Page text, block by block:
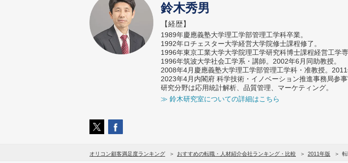
鈴木秀男
【経歴】
1989年慶應義塾大学理工学部管理工学科卒業。
1992年ロチェスター大学経営大学院修士課程修了。
1996年東京工業大学大学院理工学研究科博士課程経営工学
1996年筑波大学社会工学系・講師。2002年6月同助教授。
2008年4月慶應義塾大学理工学部管理工学科・准教授。2011
2023年4月内閣府 科学技術・イノベーション推進事務局参
研究分野は応用統計解析、品質管理、マーケティング。
≫ 鈴木研究室についての詳細はこちら
オリコン顧客満足度ランキング おすすめの転職・人材紹介会社ランキング・比較 2011年版